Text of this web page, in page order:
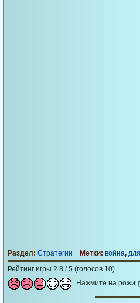
Игра
Раздел: Стратегии Метки: война,
Рейтинг игры 2.8 / 5 (голосов 10)
Нажмите на